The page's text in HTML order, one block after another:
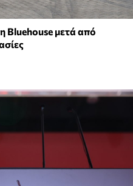
Bluehouse μετά από